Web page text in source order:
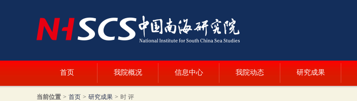
首页 我院概况 信息中心 我院动态 研究成果
当前位置 > 首页 > 研究成果 > 时 评